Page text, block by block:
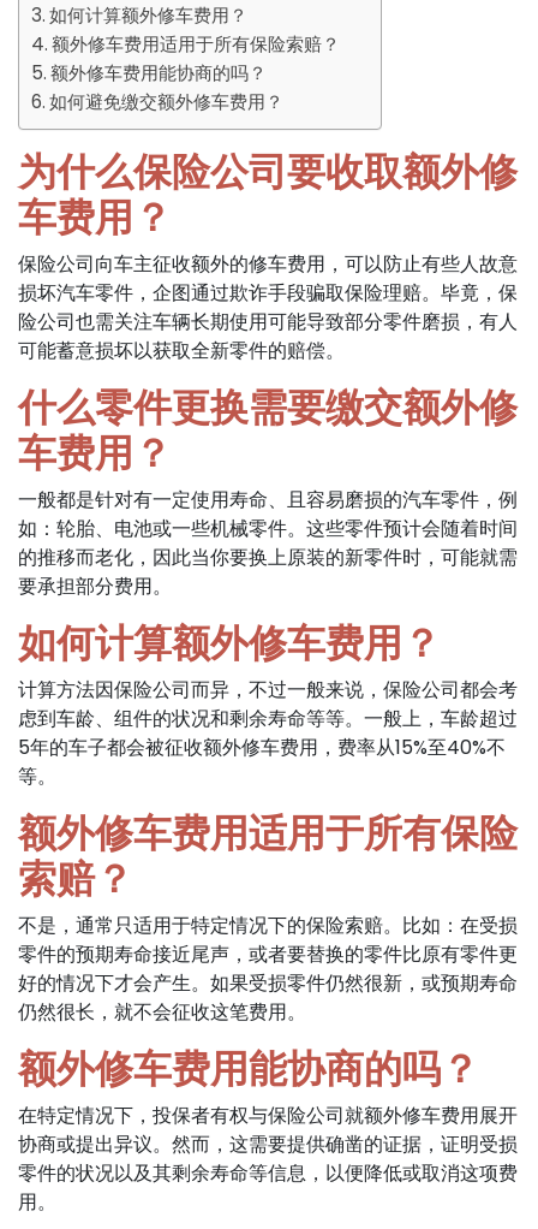
如何计算额外修车费用？
额外修车费用适用于所有保险索赔？
额外修车费用能协商的吗？
如何避免缴交额外修车费用？
为什么保险公司要收取额外修
车费用？
保险公司向车主征收额外的修车费用，可以防止有些人故意
损坏汽车零件，企图通过欺诈手段骗取保险理赔。毕竟，保
险公司也需关注车辆长期使用可能导致部分零件磨损，有人
可能蓄意损坏以获取全新零件的赔偿。
什么零件更换需要缴交额外修
车费用？
一般都是针对有一定使用寿命、且容易磨损的汽车零件，例
如：轮胎、电池或一些机械零件。这些零件预计会随着时间
的推移而老化，因此当你要换上原装的新零件时，可能就需
要承担部分费用。
如何计算额外修车费用？
计算方法因保险公司而异，不过一般来说，保险公司都会考
虑到车龄、组件的状况和剩余寿命等等。一般上，车龄超过
5年的车子都会被征收额外修车费用，费率从15%至40%不
等。
额外修车费用适用于所有保险
索赔？
不是，通常只适用于特定情况下的保险索赔。比如：在受损
零件的预期寿命接近尾声，或者要替换的零件比原有零件更
好的情况下才会产生。如果受损零件仍然很新，或预期寿命
仍然很长，就不会征收这笔费用。
额外修车费用能协商的吗？
在特定情况下，投保者有权与保险公司就额外修车费用展开
协商或提出异议。然而，这需要提供确凿的证据，证明受损
零件的状况以及其剩余寿命等信息，以便降低或取消这项费
用。